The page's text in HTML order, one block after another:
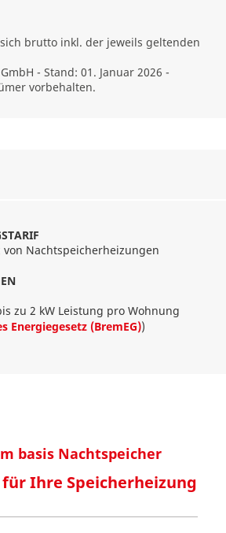
brutto inkl. der jeweils geltenden
- Stand: 01. Januar 2026 -
vorbehalten.
Nachtspeicherheizungen
zu 2 kW Leistung pro Wohnung
Energiegesetz (BremEG))
basis Nachtspeicher
Ihre Speicherheizung